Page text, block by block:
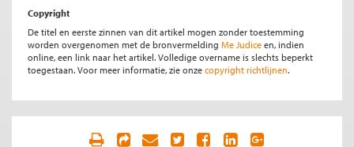
Copyright
De titel en eerste zinnen van dit artikel mogen zonder toestemming
worden overgenomen met de bronvermelding Me Judice en, indien
online, een link naar het artikel. Volledige overname is slechts beperkt
toegestaan. Voor meer informatie, zie onze copyright richtlijnen.